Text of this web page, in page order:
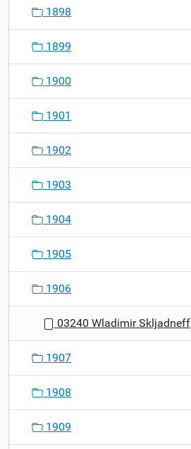
1898
1899
1900
1901
1902
1903
1904
1905
1906
03240 Wladimir Skljadneff
1907
1908
1909